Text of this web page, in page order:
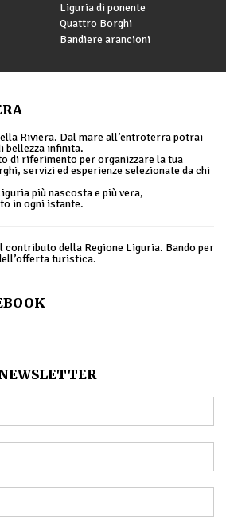
Liguria di ponente
Quattro Borghi
Bandiere arancioni
Riviera. Dal mare all’entroterra potrai
bellezza infinita.
di riferimento per organizzare la tua
servizi ed esperienze selezionate da chi
più nascosta e più vera,
in ogni istante.
della Regione Liguria. Bando per
turistica.